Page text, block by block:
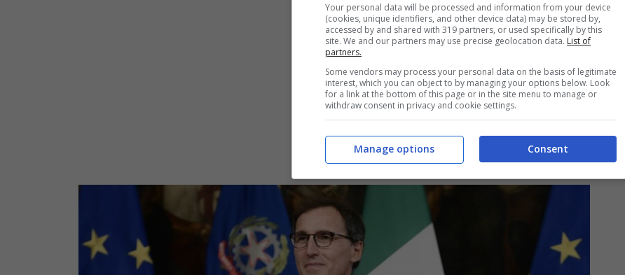
Your personal data will be processed and information from your device
(cookies, unique identifiers, and other device data) may be stored by,
accessed by and shared with 319 partners, or used specifically by this
site. We and our partners may use precise geolocation data. List of
partners.
Some vendors may process your personal data on the basis of legitimate
interest, which you can object to by managing your options below. Look
for a link at the bottom of this page or in the site menu to manage or
withdraw consent in privacy and cookie settings.
Consent
Manage options